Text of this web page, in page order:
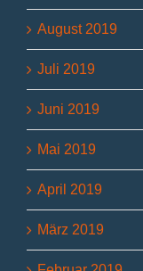
August 2019
Juli 2019
Juni 2019
Mai 2019
April 2019
März 2019